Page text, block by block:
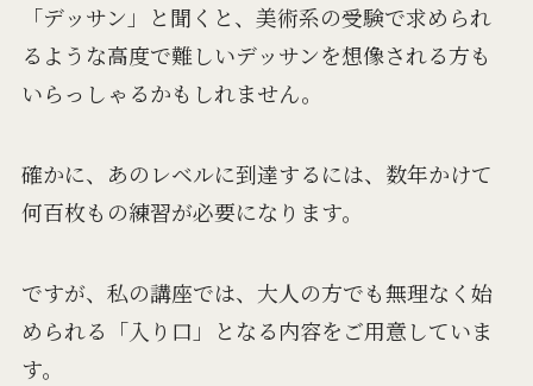
「デッサン」と聞くと、美術系の受験で求められ
るような高度で難しいデッサンを想像される方も
いらっしゃるかもしれません。
確かに、あのレベルに到達するには、数年かけて
何百枚もの練習が必要になります。
ですが、私の講座では、大人の方でも無理なく始
められる「入り口」となる内容をご用意していま
す。